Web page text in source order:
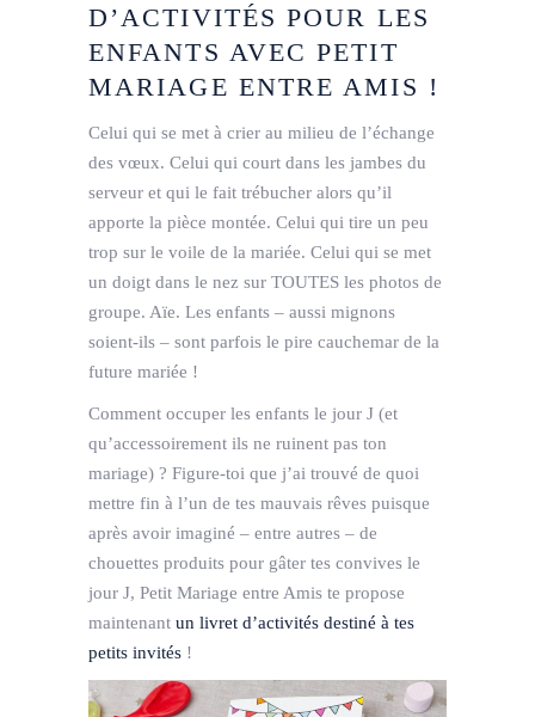
D’ACTIVITÉS POUR LES
ENFANTS AVEC PETIT
MARIAGE ENTRE AMIS !
Celui qui se met à crier au milieu de l’échange
des vœux. Celui qui court dans les jambes du
serveur et qui le fait trébucher alors qu’il
apporte la pièce montée. Celui qui tire un peu
trop sur le voile de la mariée. Celui qui se met
un doigt dans le nez sur TOUTES les photos de
groupe. Aïe. Les enfants – aussi mignons
soient-ils – sont parfois le pire cauchemar de la
future mariée !
Comment occuper les enfants le jour J (et
qu’accessoirement ils ne ruinent pas ton
mariage) ? Figure-toi que j’ai trouvé de quoi
mettre fin à l’un de tes mauvais rêves puisque
après avoir imaginé – entre autres – de
chouettes produits pour gâter tes convives le
jour J, Petit Mariage entre Amis te propose
maintenant un livret d’activités destiné à tes
petits invités !